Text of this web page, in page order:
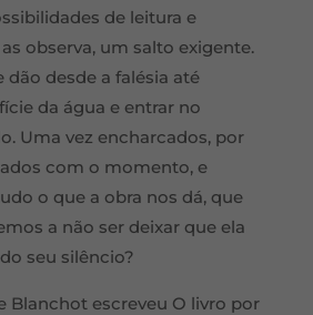
de leitura e
observa, um salto exigente.
dão desde a falésia até
da água e entrar no
Uma vez encharcados, por
com o momento, e
o que a obra nos dá, que
a não ser deixar que ela
seu silêncio?
Blanchot escreveu O livro por